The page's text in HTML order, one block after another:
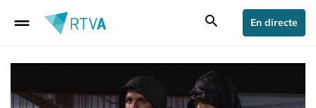
drag_handle search En directe